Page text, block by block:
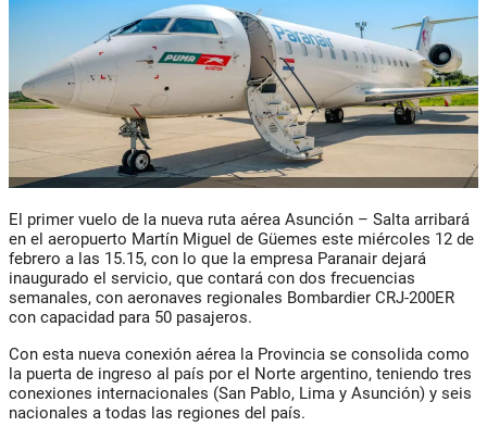
El primer vuelo de la nueva ruta aérea Asunción – Salta arribará
en el aeropuerto Martín Miguel de Güemes este miércoles 12 de
febrero a las 15.15, con lo que la empresa Paranair dejará
inaugurado el servicio, que contará con dos frecuencias
semanales, con aeronaves regionales Bombardier CRJ-200ER
con capacidad para 50 pasajeros.
Con esta nueva conexión aérea la Provincia se consolida como
la puerta de ingreso al país por el Norte argentino, teniendo tres
conexiones internacionales (San Pablo, Lima y Asunción) y seis
nacionales a todas las regiones del país.